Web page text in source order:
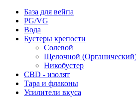
База для вейпа
PG/VG
Вода
Бустеры крепости
Солевой
Щелочной
Никобустер
CBD - изолят
Тара и флаконы
Усилители вкуса